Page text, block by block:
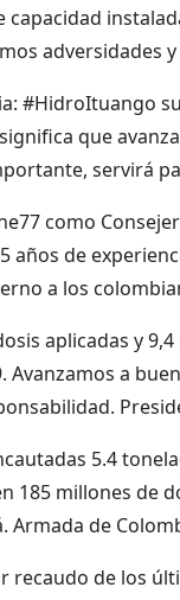
capacidad
adversidades
#HidroItuango
que
servirá
como
años de
a los
aplicadas y
Avanzamos a
5.4
185 millones de
Armada de
recaudo de los